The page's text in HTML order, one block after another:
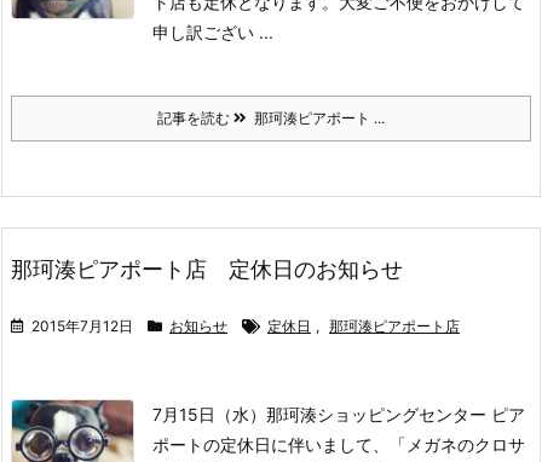
申し訳ござい ...
記事を読む 那珂湊ピアポート ...
那珂湊ピアポート店 定休日のお知らせ
2015年7月12日 お知らせ 定休日 , 那珂湊ピアポート店
7月15日（水） 那珂湊ショッピングセンター ピア
ポートの定休日に伴いまして、
「メガネのクロサ